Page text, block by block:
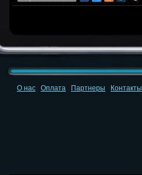
О нас Оплата Партнеры Контакты